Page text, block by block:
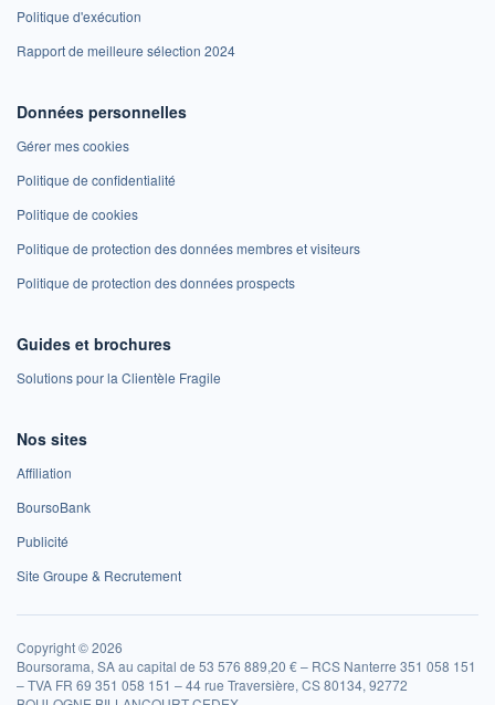
Politique d'exécution
Rapport de meilleure sélection 2024
Données personnelles
Gérer mes cookies
Politique de confidentialité
Politique de cookies
Politique de protection des données membres et visiteurs
Politique de protection des données prospects
Guides et brochures
Solutions pour la Clientèle Fragile
Nos sites
Affiliation
BoursoBank
Publicité
Site Groupe & Recrutement
Copyright © 2026
Boursorama, SA au capital de 53 576 889,20 € – RCS Nanterre 351 058 151
– TVA FR 69 351 058 151 – 44 rue Traversière, CS 80134, 92772